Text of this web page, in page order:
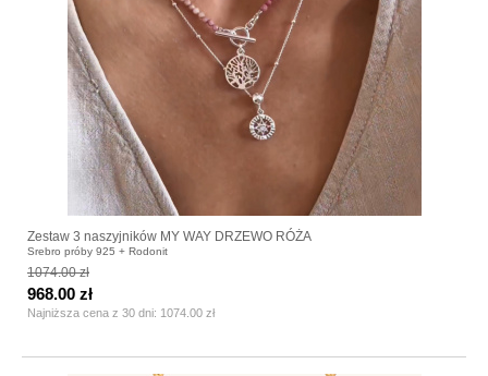
Zestaw 3 naszyjników MY WAY DRZEWO RÓŻA
Srebro próby 925 + Rodonit
1074.00 zł
Najniższa cena z 30 dni: 1074.00 zł
968.00 zł